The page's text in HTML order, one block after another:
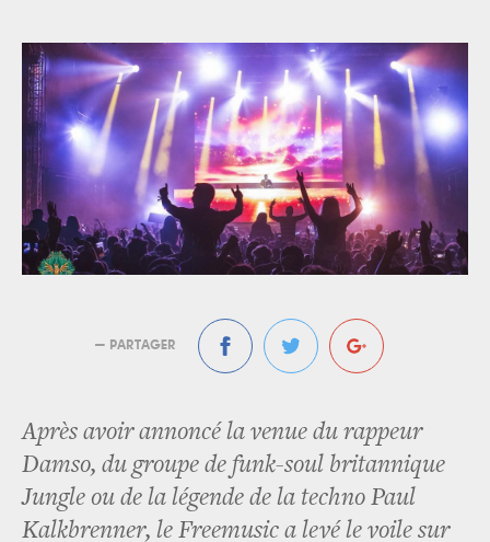
— PARTAGER
Après avoir annoncé la venue du rappeur
Damso, du groupe de funk-soul britannique
Jungle ou de la légende de la techno Paul
Kalkbrenner, le Freemusic a levé le voile sur